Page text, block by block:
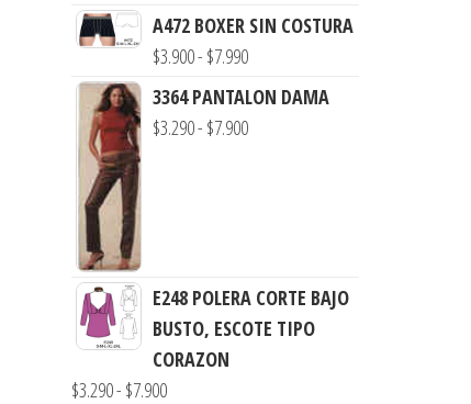
de
precios:
$3.290
hasta
A472 BOXER SIN COSTURA
$3.900- $7.990Rango
de
precios:
3364 PANTALON DAMA
$3.290- $7.900Rango
$7.900
E248 POLERA CORTE BAJO
BUSTO, ESCOTE TIPO
CORAZON
$3.290- $7.900Rango